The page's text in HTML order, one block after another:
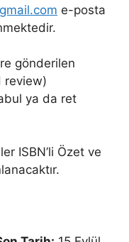
e-posta
gönderilen
review)
ya da ret
ISBN’li Özet ve